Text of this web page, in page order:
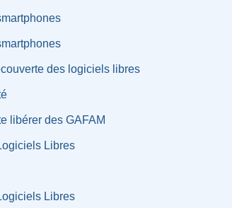
des logiciels libres
libérer des GAFAM
Libres
Libres